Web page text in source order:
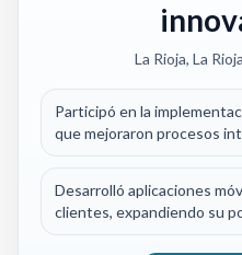
La Rioja, La
Participó en la
que mejoraron procesos
Desarrolló aplicaciones
clientes, expandiendo su